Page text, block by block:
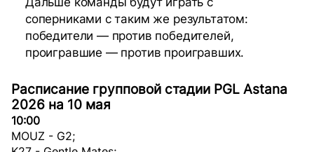
соперниками с таким же результатом:
победители — против победителей,
проигравшие — против проигравших.
Расписание групповой стадии PGL Astana
2026 на 10 мая
10:00
MOUZ - G2;